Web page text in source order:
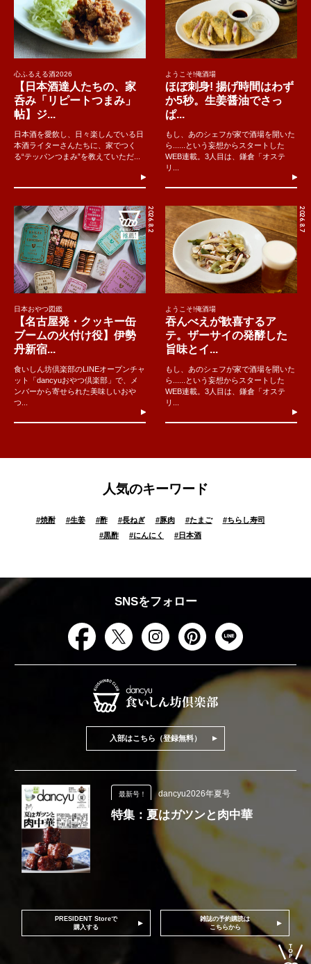
心ふるえる酒2026
【日本酒達人たちの、家
呑み「リピートつまみ」
帖】ジ...
日本酒を愛飲し、日々楽しんでいる日
本酒ライターさんたちに、家でつく
る“テッパンつまみ”を教えていただ...
ようこそ!俺酒場
ほぼ刺身! 揚げ時間はわず
か5秒。生姜醤油でさっ
ぱ...
もし、あのシェフが家で酒場を開いた
ら......という妄想からスタートした
WEB連載。3人目は、鎌倉「オステ
リ...
2026.8.2
日本おやつ図鑑
【名古屋発・クッキー缶
ブームの火付け役】伊勢
丹新宿...
食いしん坊倶楽部のLINEオープンチャ
ット「dancyuおやつ倶楽部」で、メ
ンバーから寄せられた美味しいおや
つ...
2026.8.7
ようこそ!俺酒場
吞んべえが歓喜するア
テ。ザーサイの発酵した
旨味とイ...
もし、あのシェフが家で酒場を開いた
ら......という妄想からスタートした
WEB連載。3人目は、鎌倉「オステ
リ...
人気のキーワード
#焼酎 #生姜 #酢 #長ねぎ #豚肉 #たまご #ちらし寿司
#黒酢 #にんにく # 日本酒
SNSをフォロー
入部はこちら（登録無料）
最新号！ dancyu2026年夏号
特集：夏はガツンと肉中華
PRESIDENT Storeで
購入する
雑誌の予約購読は
こちらから